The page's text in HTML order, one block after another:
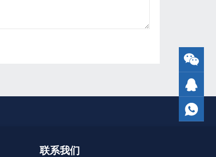
联系我们